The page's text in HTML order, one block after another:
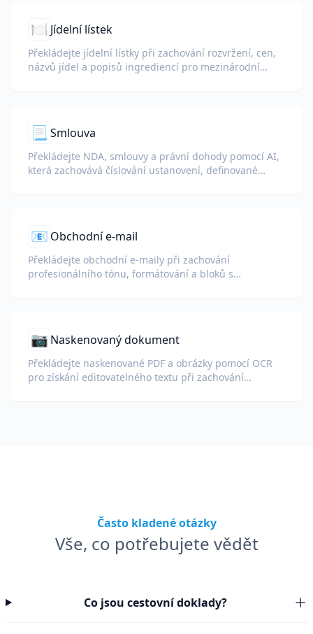
🍽️ Jídelní lístek
Překládejte jídelní lístky při zachování rozvržení, cen,
názvů jídel a popisů ingrediencí pro mezinárodní
📃 Smlouva
Překládejte NDA, smlouvy a právní dohody pomocí AI,
která zachovává číslování ustanovení, definované
📧 Obchodní e-mail
Překládejte obchodní e-maily při zachování
profesionálního tónu, formátování a bloků s
📷 Naskenovaný dokument
Překládejte naskenované PDF a obrázky pomocí OCR
pro získání editovatelného textu při zachování
Často kladené otázky
Vše, co potřebujete vědět
Co jsou cestovní doklady?